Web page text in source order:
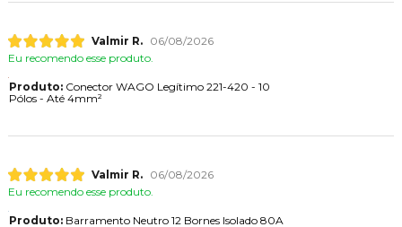
Valmir R.
06/08/2026
Eu recomendo esse produto.
Produto:Conector WAGO Legítimo 221-420 - 10
Pólos - Até 4mm²
Valmir R.
06/08/2026
Eu recomendo esse produto.
Produto:Barramento Neutro 12 Bornes Isolado 80A